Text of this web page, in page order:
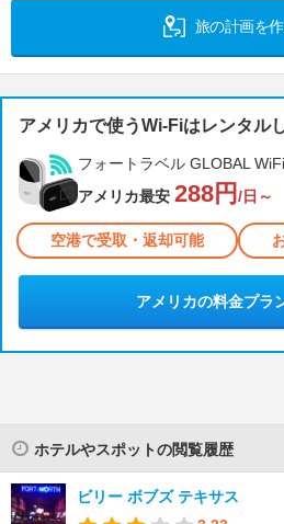
旅の計画を
アメリカで使うWi-Fiはレンタル
フォートラベル GLOBAL
アメリカ最安 288円 /日～
空港で受取・返却可能
アメリカの料金プラ
ホテルやスポットの閲覧履歴
ビリー ボブズ テキサス